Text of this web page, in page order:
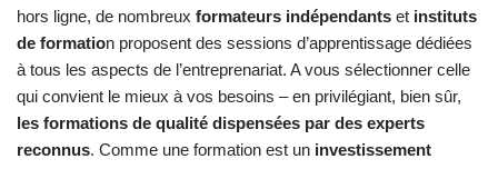
hors ligne, de nombreux formateurs indépendants et instituts
de formation proposent des sessions d’apprentissage dédiées
à tous les aspects de l’entreprenariat. A vous sélectionner celle
qui convient le mieux à vos besoins – en privilégiant, bien sûr,
les formations de qualité dispensées par des experts
reconnus. Comme une formation est un investissement